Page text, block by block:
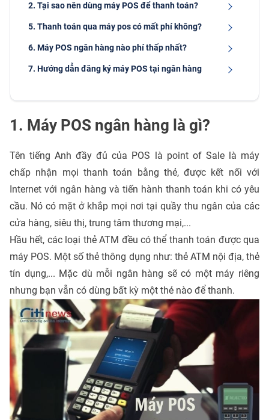
2. Tại sao nên dùng máy POS để thanh toán?
5. Thanh toán qua máy pos có mất phí không?
6. Máy POS ngân hàng nào phí thấp nhất?
7. Hướng dẫn đăng ký máy POS tại ngân hàng
1. Máy POS ngân hàng là gì?
Tên tiếng Anh đầy đủ của POS là point of Sale là máy
chấp nhận mọi thanh toán bằng thẻ, được kết nối với
Internet với ngân hàng và tiến hành thanh toán khi có yêu
cầu. Nó có mặt ở khắp mọi nơi tại quầy thu ngân của các
cửa hàng, siêu thị, trung tâm thương mại,...
Hầu hết, các loại thẻ ATM đều có thể thanh toán được qua
máy POS. Một số thẻ thông dụng như: thẻ ATM nội địa, thẻ
tín dụng,... Mặc dù mỗi ngân hàng sẽ có một máy riêng
nhưng bạn vẫn có dùng bất kỳ một thẻ nào để thanh.